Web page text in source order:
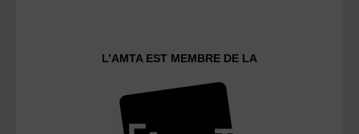
L’AMTA EST MEMBRE DE LA